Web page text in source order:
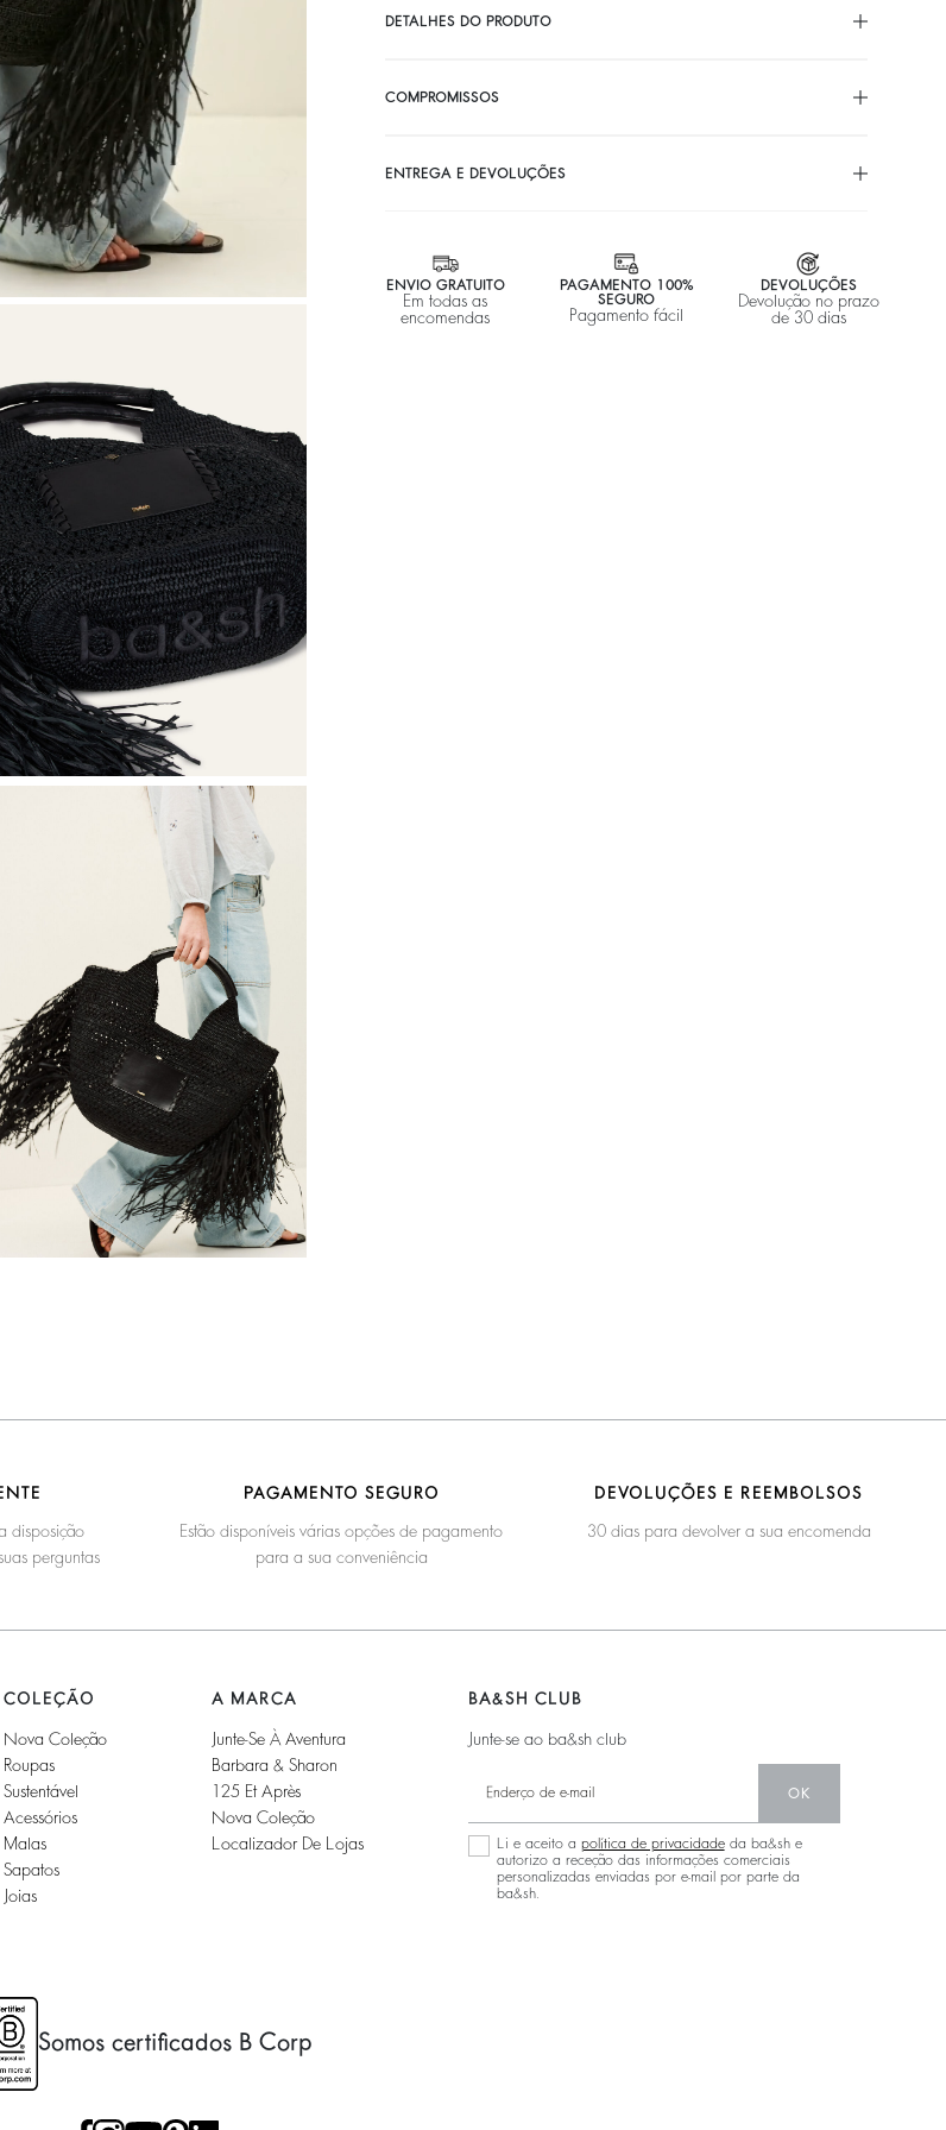
DETALHES DO PRODUTO
COMPROMISSOS
ENTREGA E DEVOLUÇÕES
ENVIO GRATUITO
Em todas as
encomendas
PAGAMENTO 100%
SEGURO
Pagamento fácil
DEVOLUÇÕES
Devolução no prazo
de 30 dias
disposição
perguntas
PAGAMENTO SEGURO
Estão disponíveis várias opções de pagamento
para a sua conveniência
DEVOLUÇÕES E REEMBOLSOS
30 dias para devolver a sua encomenda
COLEÇÃO
Nova Coleção
Roupas
Sustentável
Acessórios
Malas
Sapatos
Joias
A MARCA
Junte-Se À Aventura
Barbara & Sharon
125 Et Après
Nova Coleção
Localizador De Lojas
BA&SH CLUB
Junte-se ao ba&sh club
OK
Li e aceito a política de privacidadeda ba&sh e
autorizo a receção das informações comerciais
personalizadas enviadas por e-mail por parte da
ba&sh.
Somos certificados B Corp